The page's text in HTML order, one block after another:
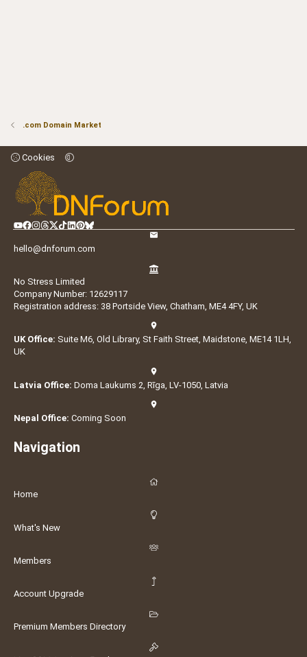
.com Domain Market
Cookies
hello@dnforum.com
No Stress Limited
Company Number: 12629117
Registration address: 38 Portside View, Chatham, ME4 4FY, UK
UK Office: Suite M6, Old Library, St Faith Street, Maidstone, ME14 1LH,
UK
Latvia Office: Doma Laukums 2, Rīga, LV-1050, Latvia
Nepal Office: Coming Soon
Navigation
Home
What's New
Members
Account Upgrade
Premium Members Directory